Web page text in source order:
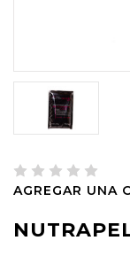
AGREGAR UNA